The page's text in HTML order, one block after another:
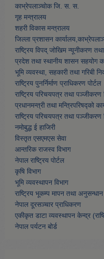
काभ्रेपलाञ्चाेक जि. स. स.
गृह मन्त्रालय
शहरी विकास मन्त्रालय
जिल्ला प्रशासन
राष्ट्रिय विपद् जोखिम न्यूनीकरण
प्रदेश तथा स्थानीय शासन सहयोग
भूमि व्यवस्था, सहकारी तथा गरिबी
राष्ट्रिय पुनर्निर्माण प्राधिकरण पोर्टल
राष्ट्रिय परिचयपत्र तथा पञ्जीकरण
प्रधानमन्त्री तथा मन्त्रिपरिषद्को
राष्ट्रिय परिचयपत्र तथा पञ्जीकरण
नमाेबुद्ध ई हाजिरी
विस्तृत एसएमएस सेवा
आन्तरिक राजस्व विभाग
नेपाल राष्ट्रिय पोर्टल
कृषि विभाग
भूमि व्यवस्थापन विभाग
राष्ट्रिय भूकम्प मापन तथा
नेपाल दूरसञ्चार प्राधिकरण
एकीकृत डाटा व्यवस्थापन केन्द्र
नेपाल पर्यटन बोर्ड